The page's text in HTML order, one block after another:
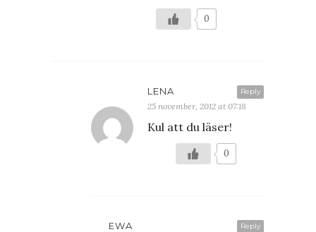
0
Reply
LENA
25 november, 2012 at 07:18
Kul att du läser!
0
Reply
EWA